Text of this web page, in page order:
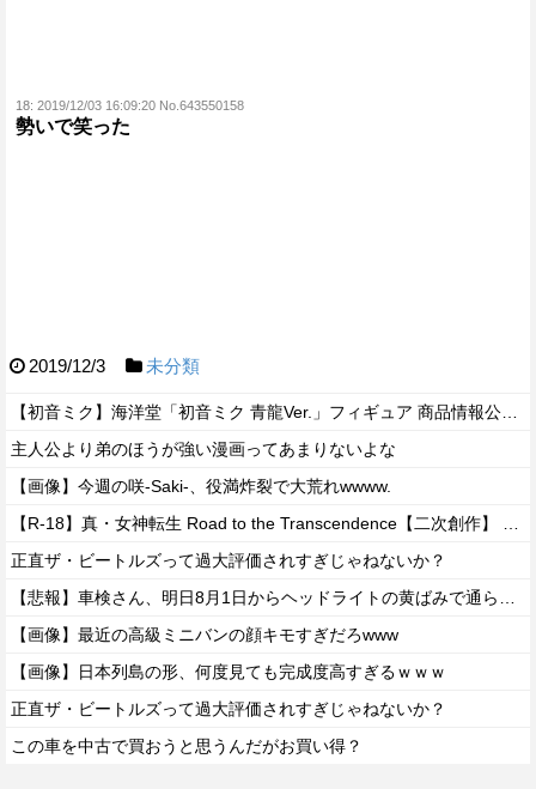
18: 2019/12/03 16:09:20 No.643550158
勢いで笑った
2019/12/3 未分類
主人公より弟のほうが強い漫画ってあまりないよな
【画像】今週の咲-Saki-、役満炸裂で大荒れwwww.
正直ザ・ビートルズって過大評価されすぎじゃねないか？
【画像】最近の高級ミニバンの顔キモすぎだろwww
【画像】日本列島の形、何度見ても完成度高すぎるｗｗｗ
正直ザ・ビートルズって過大評価されすぎじゃねないか？
この車を中古で買おうと思うんだがお買い得？